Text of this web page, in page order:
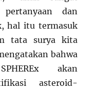
dan
hal itu termasuk
tata surya kita
bahwa
akan
asteroid-